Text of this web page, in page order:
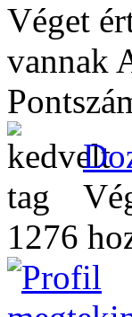
Véget
vannak
1276